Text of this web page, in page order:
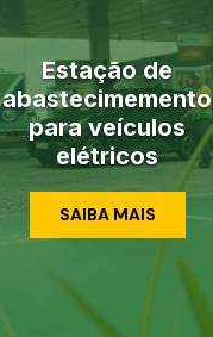
Estação de
abastecimemento
para veículos
elétricos
SAIBA MAIS